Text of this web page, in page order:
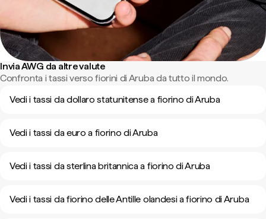
Invia AWG da altre valute
Confronta i tassi verso fiorini di Aruba da tutto il mondo.
Vedi i tassi da dollaro statunitense a fiorino di Aruba
Vedi i tassi da euro a fiorino di Aruba
Vedi i tassi da sterlina britannica a fiorino di Aruba
Vedi i tassi da fiorino delle Antille olandesi a fiorino di Aruba